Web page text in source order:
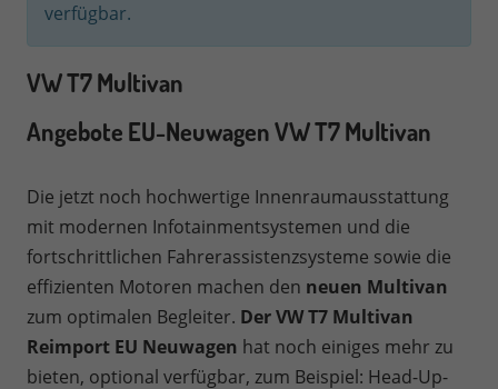
verfügbar.
VW T7 Multivan
Angebote EU-Neuwagen VW T7 Multivan
Die jetzt noch hochwertige Innenraumausstattung
mit modernen Infotainmentsystemen und die
fortschrittlichen Fahrerassistenzsysteme sowie die
effizienten Motoren machen den neuen Multivan
zum optimalen Begleiter. Der VW T7 Multivan
Reimport EU Neuwagen hat noch einiges mehr zu
bieten, optional verfügbar, zum Beispiel: Head-Up-